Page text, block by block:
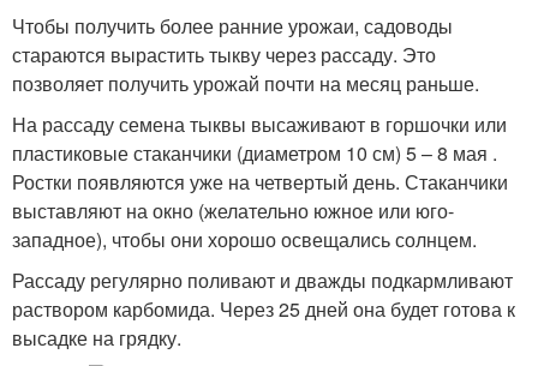
Чтобы получить более ранние урожаи, садоводы
стараются вырастить тыкву через рассаду. Это
позволяет получить урожай почти на месяц раньше.
На рассаду семена тыквы высаживают в горшочки или
пластиковые стаканчики (диаметром 10 см) 5 – 8 мая .
Ростки появляются уже на четвертый день. Стаканчики
выставляют на окно (желательно южное или юго-
западное), чтобы они хорошо освещались солнцем.
Рассаду регулярно поливают и дважды подкармливают
раствором карбомида. Через 25 дней она будет готова к
высадке на грядку.